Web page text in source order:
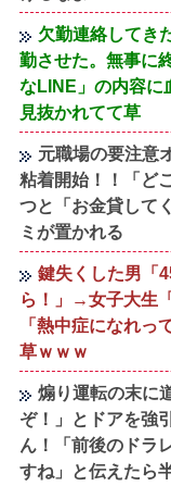
欠勤連絡してき
勤させた。無事に
なLINE」の内容
見抜かれてて草
元職場の要注意
粘着開始！！「ど
つと「お金貸して
ミが置かれる
鍵失くした男「
ら！」→女子大生
「熱中症になれっ
草ｗｗｗ
煽り運転の末に
ぞ！」とドアを強
ん！「前後のドラ
すね」と伝えたら